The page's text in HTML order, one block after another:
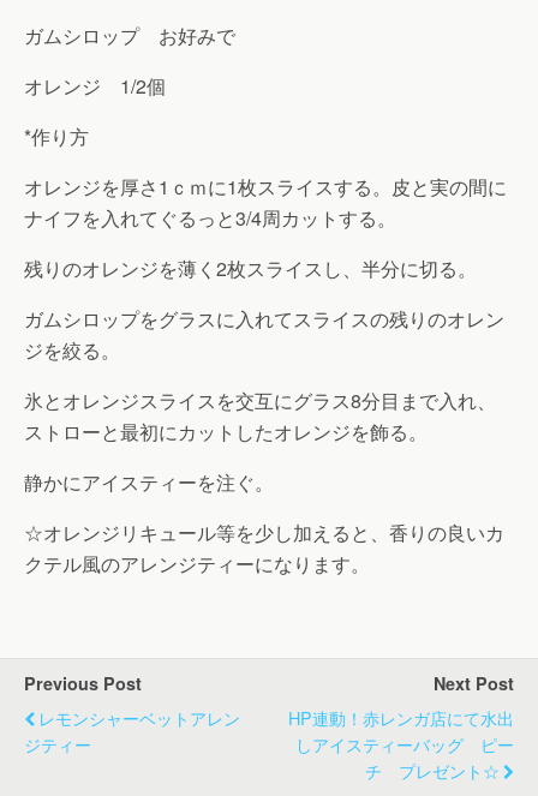
ガムシロップ お好みで
オレンジ 1/2個
*作り方
オレンジを厚さ1ｃｍに1枚スライスする。皮と実の間に
ナイフを入れてぐるっと3/4周カットする。
残りのオレンジを薄く2枚スライスし、半分に切る。
ガムシロップをグラスに入れてスライスの残りのオレン
ジを絞る。
氷とオレンジスライスを交互にグラス8分目まで入れ、
ストローと最初にカットしたオレンジを飾る。
静かにアイスティーを注ぐ。
☆オレンジリキュール等を少し加えると、香りの良いカ
クテル風のアレンジティーになります。
Previous Post
レモンシャーベットアレン
ジティー
Next Post
HP連動！赤レンガ店にて水出
しアイスティーバッグ ピー
チ プレゼント☆